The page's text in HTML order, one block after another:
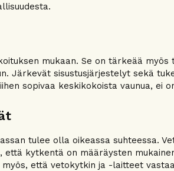
mukaan. Se on tärkeää
Järkevät sisustusjärjestelyt sekä
sopivaa keskikokoista vaunua, ei
tulee olla oikeassa suhteessa.
että kytkentä on määräysten
myös, että vetokytkin ja -laitteet